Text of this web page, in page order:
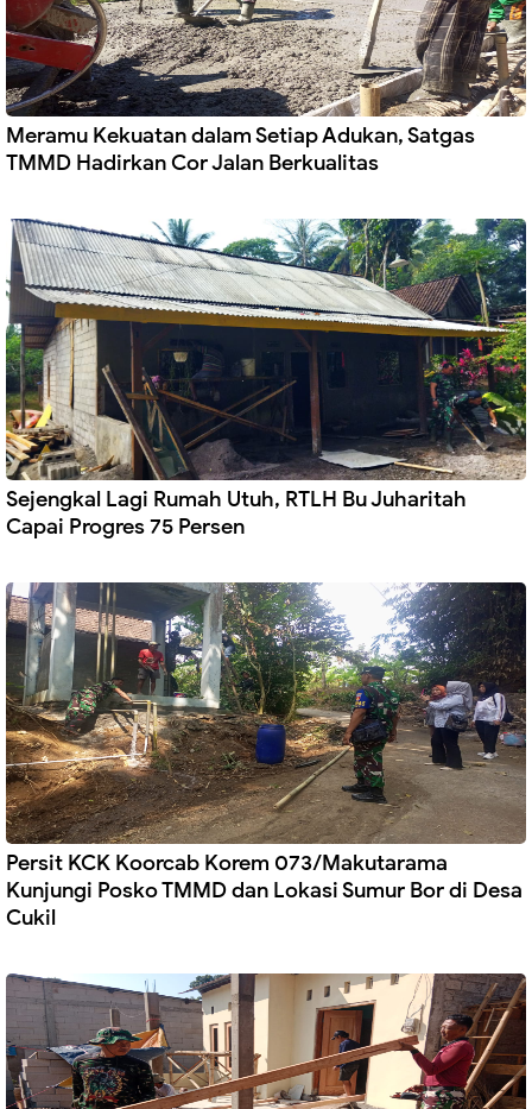
Meramu Kekuatan dalam Setiap Adukan, Satgas
TMMD Hadirkan Cor Jalan Berkualitas
Sejengkal Lagi Rumah Utuh, RTLH Bu Juharitah
Capai Progres 75 Persen
Persit KCK Koorcab Korem 073/Makutarama
Kunjungi Posko TMMD dan Lokasi Sumur Bor di Desa
Cukil